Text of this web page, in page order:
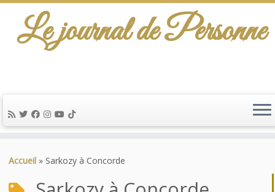
au
Le journal de Personne
Accueil » Sarkozy à Concorde